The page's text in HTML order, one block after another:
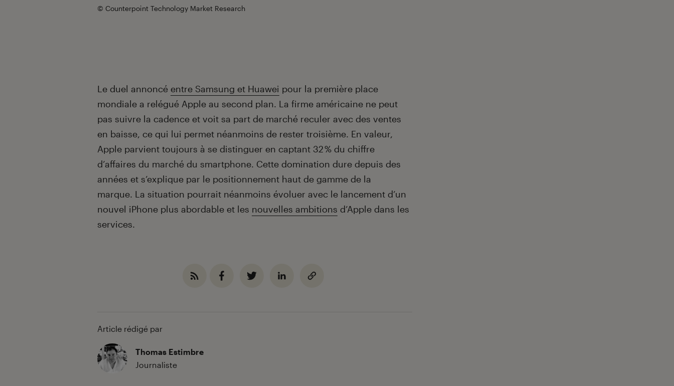
© Counterpoint Technology Market Research
Le duel annoncé entre Samsung et Huawei pour la première place
mondiale a relégué Apple au second plan. La firme américaine ne peut
pas suivre la cadence et voit sa part de marché reculer avec des ventes
en baisse, ce qui lui permet néanmoins de rester troisième. En valeur,
Apple parvient toujours à se distinguer en captant 32 % du chiffre
d’affaires du marché du smartphone. Cette domination dure depuis des
années et s’explique par le positionnement haut de gamme de la
marque. La situation pourrait néanmoins évoluer avec le lancement d’un
nouvel iPhone plus abordable et les nouvelles ambitions d’Apple dans les
services.
Article rédigé par
Thomas Estimbre
Journaliste